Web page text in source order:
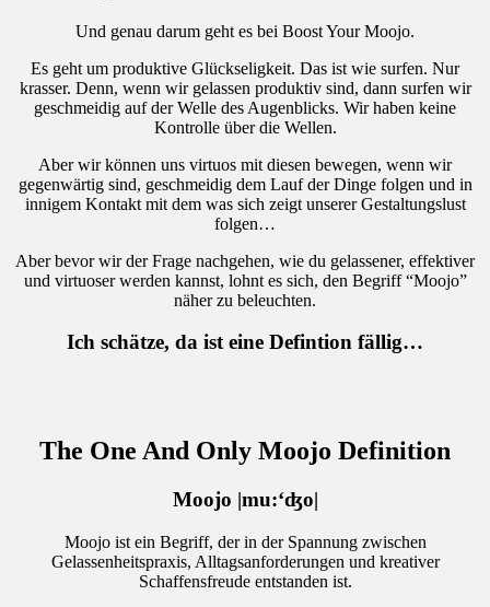
Und genau darum geht es bei Boost Your Moojo.
Es geht um produktive Glückseligkeit. Das ist wie surfen. Nur
krasser. Denn, wenn wir gelassen produktiv sind, dann surfen wir
geschmeidig auf der Welle des Augenblicks. Wir haben keine
Kontrolle über die Wellen.
Aber wir können uns virtuos mit diesen bewegen, wenn wir
gegenwärtig sind, geschmeidig dem Lauf der Dinge folgen und in
innigem Kontakt mit dem was sich zeigt unserer Gestaltungslust
folgen…
Aber bevor wir der Frage nachgehen, wie du gelassener, effektiver
und virtuoser werden kannst, lohnt es sich, den Begriff “Moojo”
näher zu beleuchten.
Ich schätze, da ist eine Defintion fällig…
The One And Only Moojo Definition
Moojo |mu:‘ʤo|
Moojo ist ein Begriff, der in der Spannung zwischen
Gelassenheitspraxis, Alltagsanforderungen und kreativer
Schaffensfreude entstanden ist.